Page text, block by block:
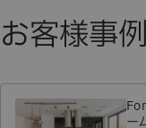
お客様事例
ー